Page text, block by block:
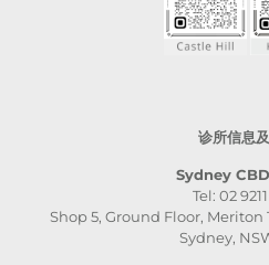
诊所信息
Sydney
Tel: 02
Shop 5, Ground Floor, Meriton
Sydney,